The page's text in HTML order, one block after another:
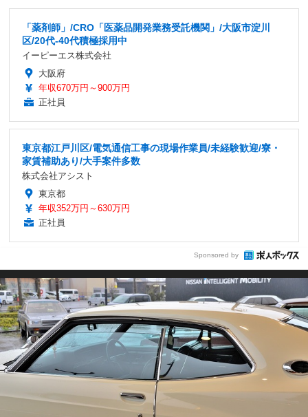
「薬剤師」/CRO「医薬品開発業務受託機関」/大阪市淀川
区/20代-40代積極採用中
イーピーエス株式会社
大阪府
年収670万円～900万円
正社員
東京都江戸川区/電気通信工事の現場作業員/未経験歓迎/寮・
家賃補助あり/大手案件多数
株式会社アシスト
東京都
年収352万円～630万円
正社員
Sponsored by